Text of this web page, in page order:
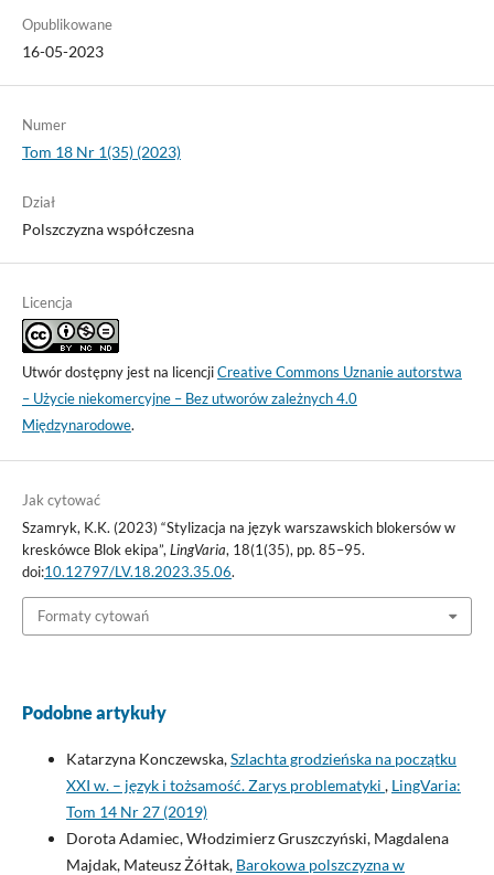
Opublikowane
16-05-2023
Numer
Tom 18 Nr 1(35) (2023)
Dział
Polszczyzna współczesna
Licencja
Utwór dostępny jest na licencjiCreative Commons Uznanie autorstwa
– Użycie niekomercyjne – Bez utworów zależnych 4.0
Międzynarodowe.
Jak cytować
Szamryk, K.K. (2023) “Stylizacja na język warszawskich blokersów w
kreskówce Blok ekipa”, LingVaria, 18(1(35), pp. 85–95.
doi:10.12797/LV.18.2023.35.06.
Formaty cytowań
Podobne artykuły
Katarzyna Konczewska,Szlachta grodzieńska na początku
XXI w. – język i tożsamość. Zarys problematyki , LingVaria:
Tom 14 Nr 27 (2019)
Dorota Adamiec, Włodzimierz Gruszczyński, Magdalena
Majdak, Mateusz Żółtak, Barokowa polszczyzna w